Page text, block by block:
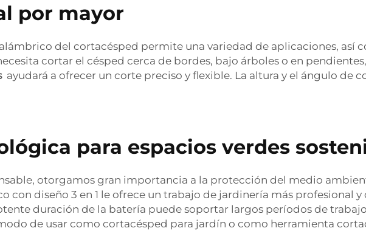
por mayor
del cortacésped permite una variedad de aplicaciones,
cortar el césped cerca de bordes, bajo árboles o en
ayudará a ofrecer un corte preciso y flexible. La altura y el ángulo de
para espacios verdes
otorgamos gran importancia a la protección del medio
con diseño 3 en 1 le ofrece un trabajo de jardinería más profesional
duración de la batería puede soportar largos períodos de
de usar como cortacésped para jardín o como herramienta